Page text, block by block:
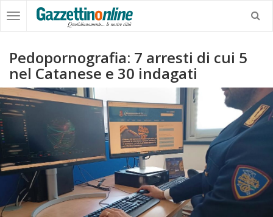
Pedopornografia: 7 arresti di cui 5
nel Catanese e 30 indagati